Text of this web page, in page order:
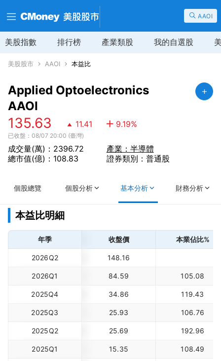
AAOI
美股指數 排行榜 產業類股 我的自選股
美股股市 AAOI 本益比
Applied Optoelectronics
AAOI
135.63 11.41 9.19%
已收盤：08/07 20:00 (臺灣)
成交量(萬)：2396.72
總市值(億)：108.83
產業：半導體
證券類別：普通股
個股總覽 個股分析 基本分析 財務分析
本益比明細
年季 收盤價 本業佔比%
2026Q2 148.16
2026Q1 84.59 105.08
2025Q4 34.86 119.43
2025Q3 25.93 106.76
2025Q2 25.69 192.96
2025Q1 15.35 108.49